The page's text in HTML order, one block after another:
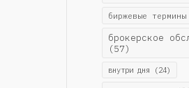
биржевые термины
брокерское
(57)
внутри дня (24)